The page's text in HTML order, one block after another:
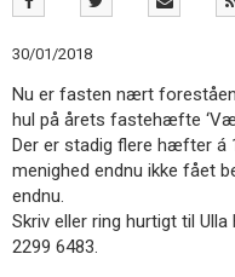
11.0:
Kalender
13.0:
Værktøjskassen
14.0:
Mission
15.0:
Om
BaptistKirken
16.0:
Kontakt
Næste
indlæg:
VinterferieForrige
30/01/2018
Nu er fasten nært
hul på årets fastehæfte
Der er stadig flere hæfter á
menighed endnu ikke fået
endnu.
Skriv eller ring hurtigt til Ulla
2299 6483.